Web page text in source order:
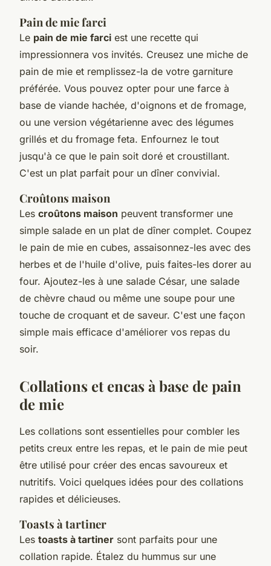
Pain de mie farci
Le pain de mie farci est une recette qui
impressionnera vos invités. Creusez une miche de
pain de mie et remplissez-la de votre garniture
préférée. Vous pouvez opter pour une farce à
base de viande hachée, d'oignons et de fromage,
ou une version végétarienne avec des légumes
grillés et du fromage feta. Enfournez le tout
jusqu'à ce que le pain soit doré et croustillant.
C'est un plat parfait pour un dîner convivial.
Croûtons maison
Les croûtons maison peuvent transformer une
simple salade en un plat de dîner complet. Coupez
le pain de mie en cubes, assaisonnez-les avec des
herbes et de l'huile d'olive, puis faites-les dorer au
four. Ajoutez-les à une salade César, une salade
de chèvre chaud ou même une soupe pour une
touche de croquant et de saveur. C'est une façon
simple mais efficace d'améliorer vos repas du
soir.
Collations et encas à base de pain
de mie
Les collations sont essentielles pour combler les
petits creux entre les repas, et le pain de mie peut
être utilisé pour créer des encas savoureux et
nutritifs. Voici quelques idées pour des collations
rapides et délicieuses.
Toasts à tartiner
Les toasts à tartiner sont parfaits pour une
collation rapide. Étalez du hummus sur une